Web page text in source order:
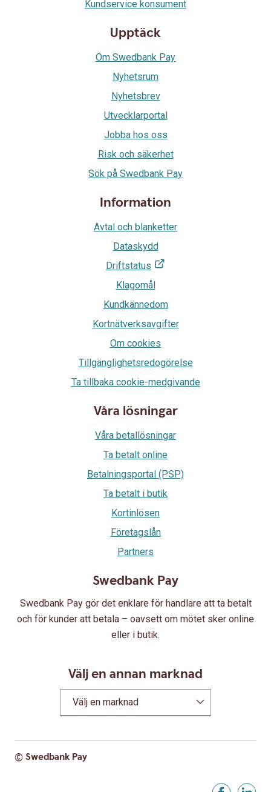
Swedbank Pay
Swedbank Pay gör det enklare för handlare att ta betalt
och för kunder att betala – oavsett om mötet sker online
eller i butik.
Välj en annan marknad
Välj en marknad
Kundservice konsument
Upptäck
Om Swedbank Pay
Nyhetsrum
Nyhetsbrev
Utvecklarportal
Jobba hos oss
Risk och säkerhet
Sök på Swedbank Pay
Information
Avtal och blanketter
Dataskydd
Driftstatus
Klagomål
Kundkännedom
Kortnätverksavgifter
Om cookies
Tillgänglighetsredogörelse
Ta tillbaka cookie-medgivande
Våra lösningar
Våra betallösningar
Ta betalt online
Betalningsportal (PSP)
Ta betalt i butik
Kortinlösen
Företagslån
Partners
© Swedbank Pay